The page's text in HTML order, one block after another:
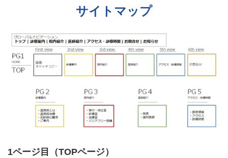
サイトマップ
1ページ目（TOPページ）